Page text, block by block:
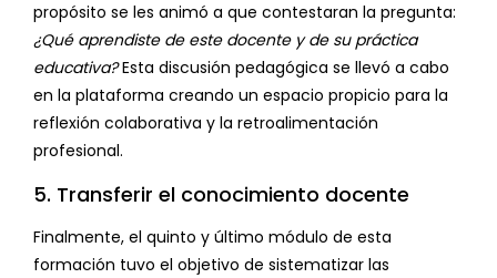
propósito se les animó a que contestaran la pregunta:
¿Qué aprendiste de este docente y de su práctica
educativa?Esta discusión pedagógica se llevó a cabo
en la plataforma creando un espacio propicio para la
reflexión colaborativa y la retroalimentación
profesional.
5. Transferir el conocimiento docente
Finalmente, el quinto y último módulo de esta
formación tuvo el objetivo de sistematizar las